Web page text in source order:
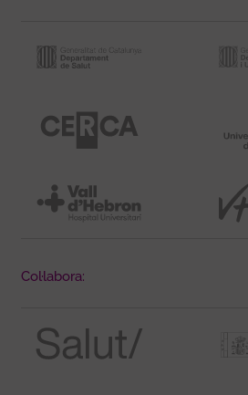
Col·labora: